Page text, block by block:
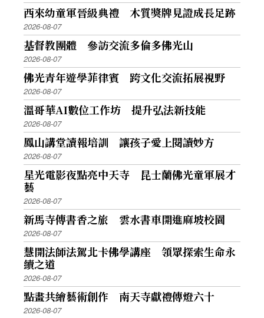
西來幼童軍晉級典禮 木質獎牌見證成長足跡
2026-08-07
基督教團體 參訪交流多倫多佛光山
2026-08-07
佛光青年遊學菲律賓 跨文化交流拓展視野
2026-08-07
溫哥華AI數位工作坊 提升弘法新技能
2026-08-07
鳳山講堂讀報培訓 讓孩子愛上閱讀妙方
2026-08-07
星光電影夜點亮中天寺 昆士蘭佛光童軍展才
藝
2026-08-07
新馬寺傳書香之旅 雲水書車開進麻坡校園
2026-08-07
慧開法師法駕北卡佛學講座 領眾探索生命永
續之道
2026-08-07
點畫共繪藝術創作 南天寺獻禮傳燈六十
2026-08-07